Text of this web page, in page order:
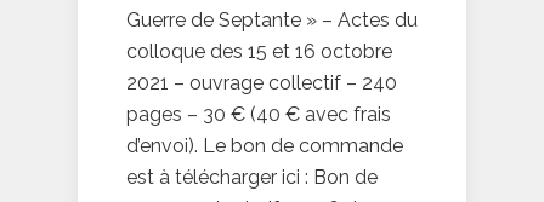
Guerre de Septante » – Actes du
colloque des 15 et 16 octobre
2021 – ouvrage collectif – 240
pages – 30 € (40 € avec frais
d’envoi). Le bon de commande
est à télécharger ici : Bon de